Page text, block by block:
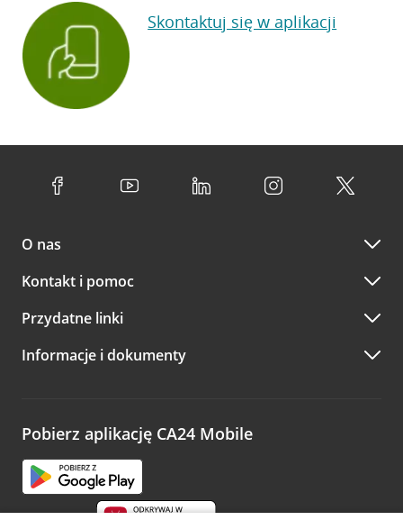
Skontaktuj się w aplikacji
O nas
Kontakt i pomoc
Przydatne linki
Informacje i dokumenty
Pobierz aplikację CA24 Mobile